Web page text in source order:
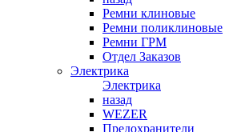
Ремни клиновые
Ремни поликлиновые
Ремни ГРМ
Отдел Заказов
Электрика
Электрика
назад
WEZER
Предохранители